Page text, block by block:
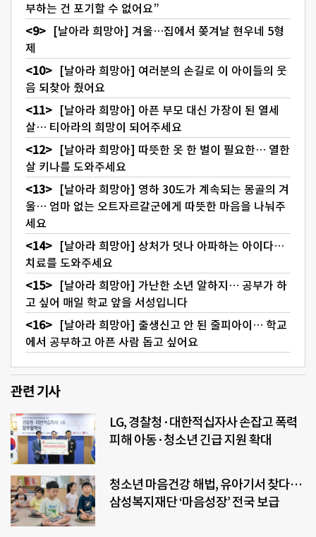
부하는 건 포기할 수 없어요”
[날아라 희망아] 겨울…집에서 쫒겨날 현우네 5형
제
[날아라 희망아] 여러분의 손길로 이 아이들의 웃
음 되찾아 줬어요
[날아라 희망아] 아픈 부모 대신 가장이 된 열세
살… 티아라의 희망이 되어주세요
[날아라 희망아] 따뜻한 옷 한 벌이 필요한… 열한
살 키나를 도와주세요
[날아라 희망아] 영하 30도가 계속되는 몽골의 겨
울… 엄마 없는 오트자르갈군에게 따뜻한 마음을 나눠주
세요
[날아라 희망아] 상처가 덧나 아파하는 아이다…
치료를 도와주세요
[날아라 희망아] 가난한 소년 알하지… 공부가 하
고 싶어 매일 학교 앞을 서성입니다
[날아라 희망아] 출생신고 안 된 줄피아이… 학교
에서 공부하고 아픈 사람 돕고 싶어요
관련 기사
LG, 경찰청·대한적십자사 손잡고 폭력
피해 아동·청소년 긴급 지원 확대
청소년 마음건강 해법, 유아기서 찾다…
삼성복지재단 ‘마음성장’ 전국 보급